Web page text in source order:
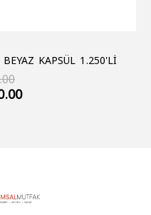
KAPSÜL 1.250'Lİ